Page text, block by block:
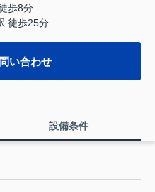
歩8分
徒歩25分
い合わせ
設備条件